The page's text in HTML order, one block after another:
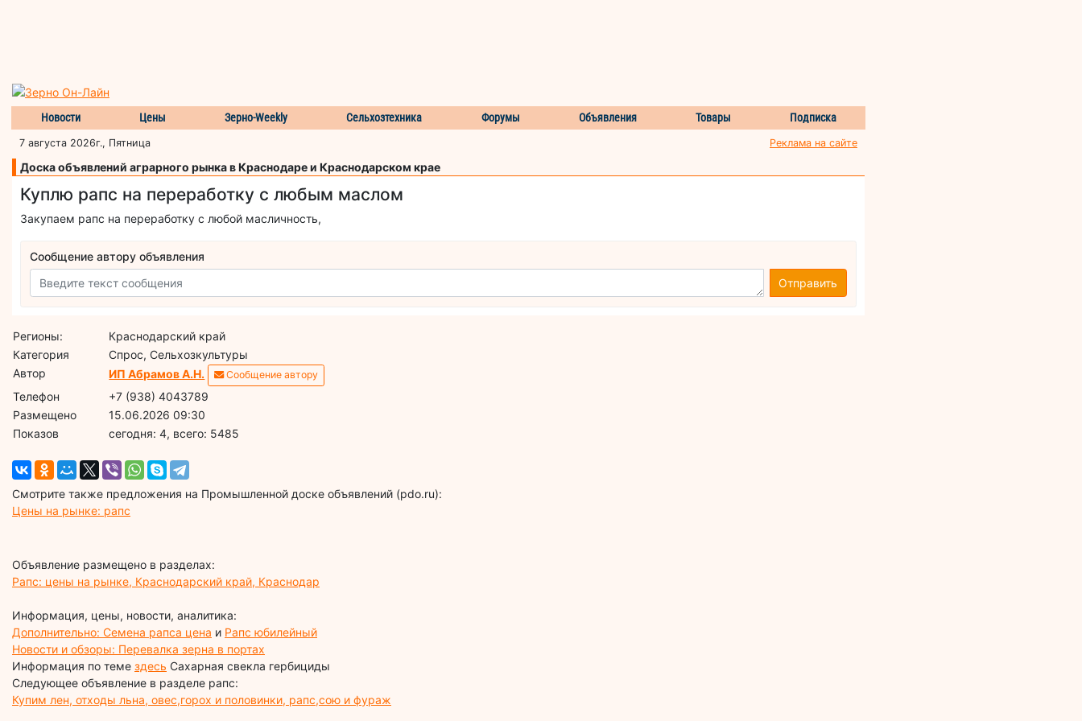
Новости Цены Зерно-Weekly Сельхозтехника Форумы Объявления Товары Подписка
7 августа 2026г., Пятница Реклама на сайте
Доска объявлений аграрного рынка в Краснодаре и Краснодарском крае
Куплю рапс на переработку с любым маслом
Закупаем рапс на переработку с любой масличность,
Сообщение автору объявления
Отправить
Регионы:
Краснодарский край
Категория
Спрос, Сельхозкультуры
Автор
ИП Абрамов А.Н. Сообщение автору
Телефон
+7 (938) 4043789
Размещено
15.06.2026 09:30
Показов
cегодня: 4, всего: 5485
Смотрите также предложения на Промышленной доске объявлений (pdo.ru):
Цены на рынке: рапс
Объявление размещено в разделах:
Рапс: цены на рынке, Краснодарский край, Краснодар
Информация, цены, новости, аналитика:
Дополнительно: Семена рапса цена и Рапс юбилейный
Новости и обзоры: Перевалка зерна в портах
Информация по теме здесь Сахарная свекла гербициды
Следующее объявление в разделе рапс:
Купим лен, отходы льна, овес,горох и половинки, рапс,сою и фураж